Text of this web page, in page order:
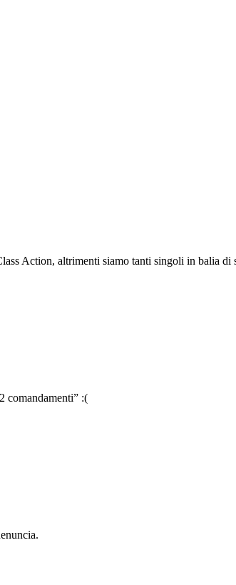
Action, altrimenti siamo tanti singoli in balia di
comandamenti” :(